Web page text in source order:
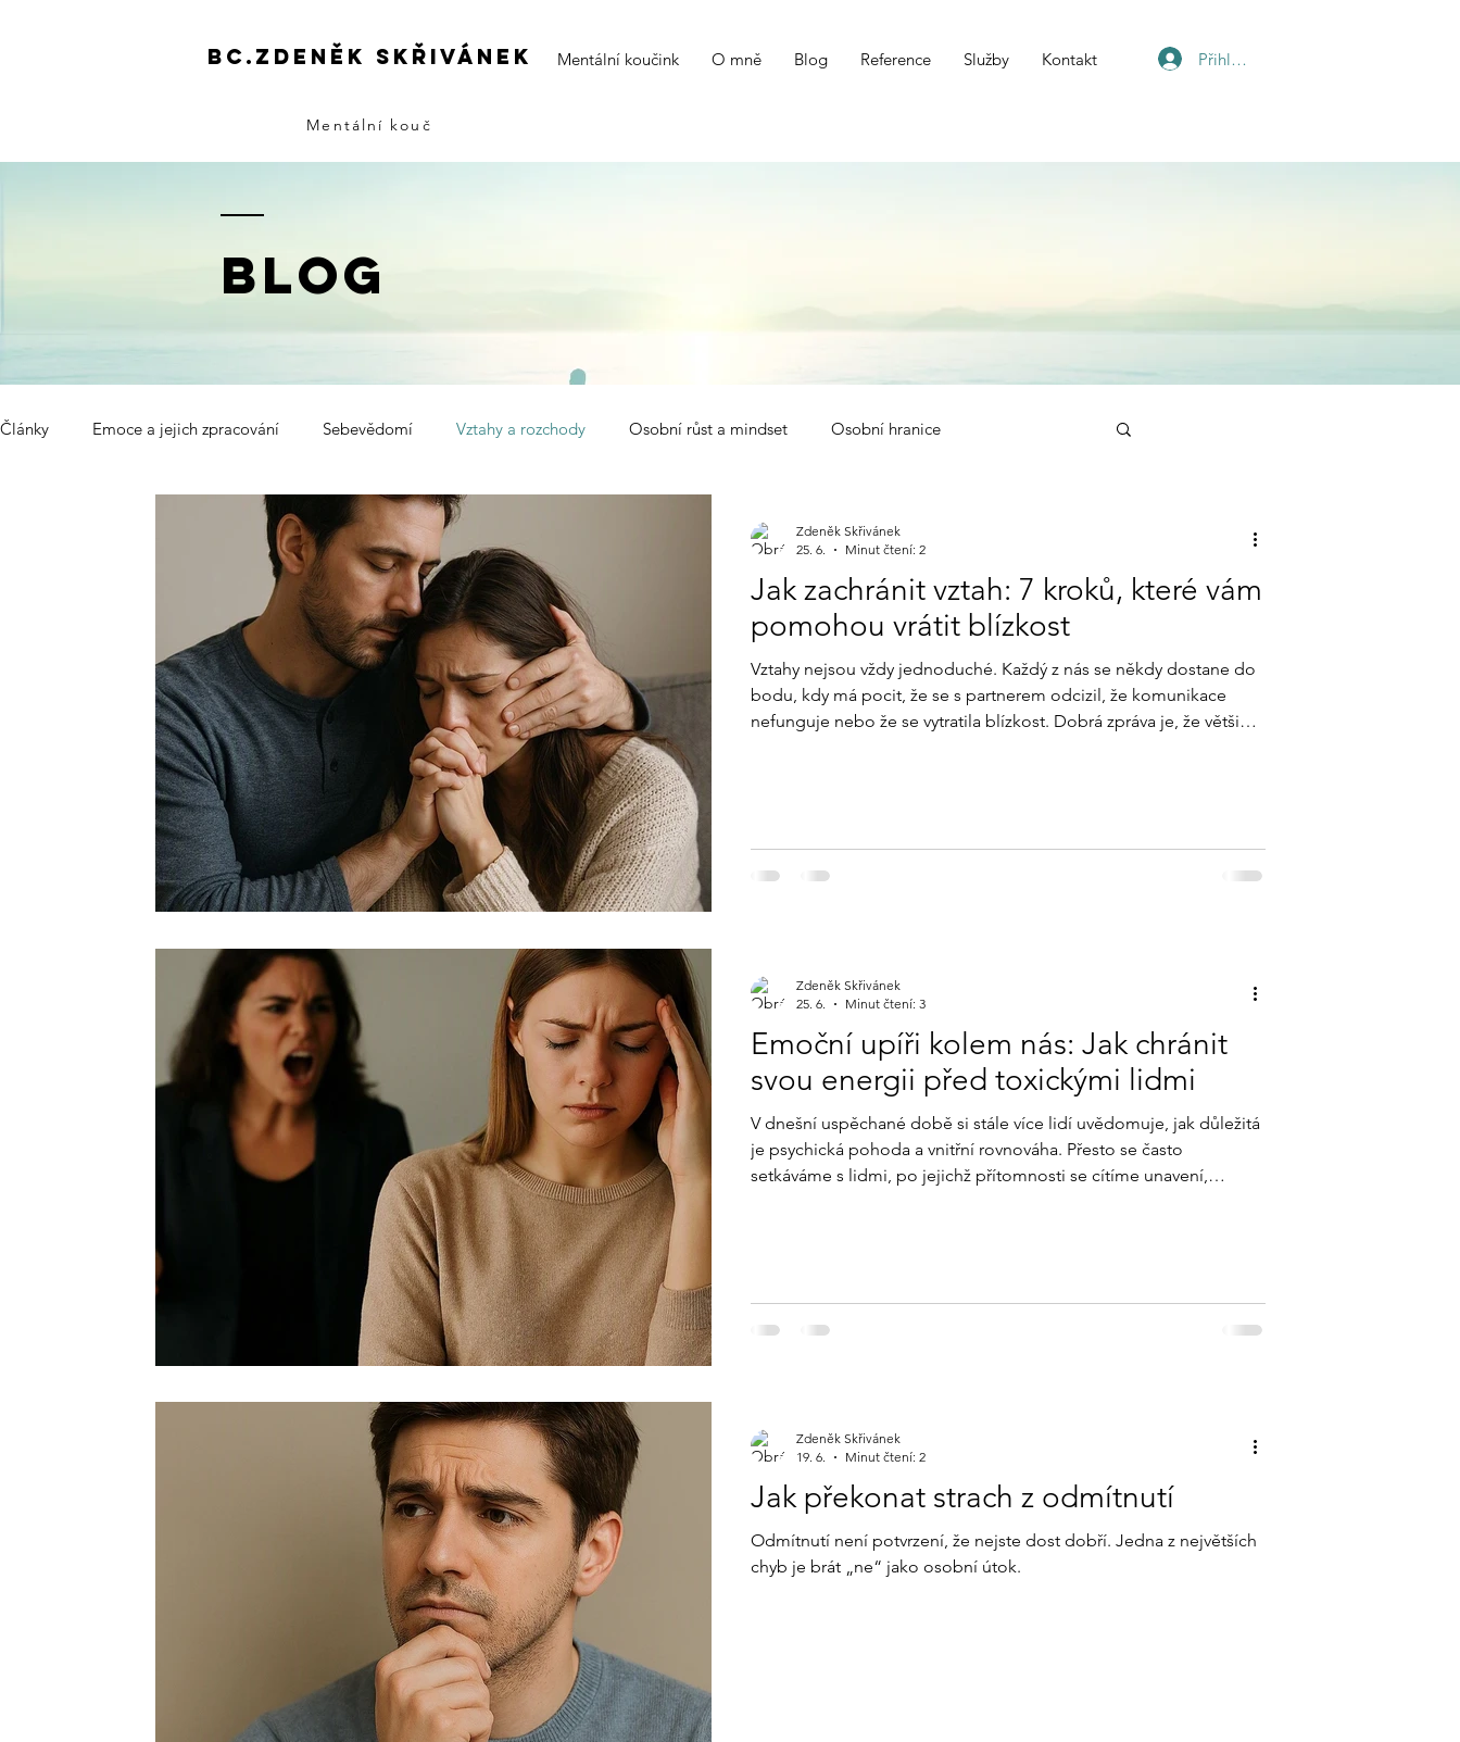
Bc.zdeněk skřivánek Mentální koučink O mně Blog Reference Služby Kontakt Přihlásit se
Mentální kouč
BLOG
Články Emoce a jejich zpracování Sebevědomí Vztahy a rozchody Osobní růst a mindset Osobní hranice
Jak zachránit vztah: 7 kroků, které vám
pomohou vrátit blízkost
Vztahy nejsou vždy jednoduché. Každý z nás se někdy dostane do
bodu, kdy má pocit, že se s partnerem odcizil, že komunikace
nefunguje nebo že se vytratila blízkost. Dobrá zpráva je, že většinu
Zdeněk Skřivánek
25. 6.
Minut čtení: 2
Emoční upíři kolem nás: Jak chránit
svou energii před toxickými lidmi
V dnešní uspěchané době si stále více lidí uvědomuje, jak důležitá
je psychická pohoda a vnitřní rovnováha. Přesto se často
setkáváme s lidmi, po jejichž přítomnosti se cítíme unavení,
Zdeněk Skřivánek
25. 6.
Minut čtení: 3
Jak překonat strach z odmítnutí
Odmítnutí není potvrzení, že nejste dost dobří. Jedna z největších
chyb je brát „ne“ jako osobní útok.
Zdeněk Skřivánek
19. 6.
Minut čtení: 2